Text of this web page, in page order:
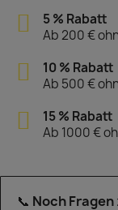
5 % Rabatt
Ab 200 €
10 % Rabatt
Ab 500 €
15 % Rabatt
Ab 1000 €
📞 Noch Fragen